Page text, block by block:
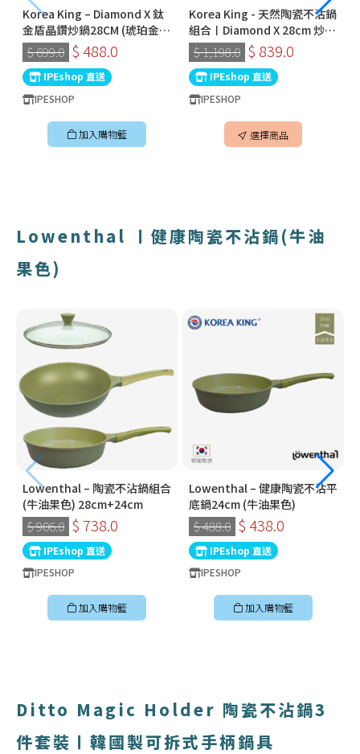
Korea King – Diamond X 鈦
金盾晶鑽炒鍋28CM (琥珀金) |
韓國製易潔鑊 (連蓋)
$ 699.0 $ 488.0
IPEshop 直送
IPESHOP
加入購物籃
Korea King - 天然陶瓷不沾鍋
組合〡Diamond X 28cm 炒鍋
× Crystal 18cm 湯鍋〡韓國
製易潔鑊
$ 1,198.0 $ 839.0
IPEshop 直送
IPESHOP
選擇商品
Lowenthal 〡健康陶瓷不沾鍋(牛油
果色)
Lowenthal – 陶瓷不沾鍋組合
(牛油果色) 28cm+24cm
$ 906.0 $ 738.0
IPEshop 直送
IPESHOP
加入購物籃
Lowenthal – 健康陶瓷不沾平
底鍋24cm (牛油果色)
$ 488.0 $ 438.0
IPEshop 直送
IPESHOP
加入購物籃
Ditto Magic Holder 陶瓷不沾鍋3
件套裝〡韓國製可拆式手柄鍋具